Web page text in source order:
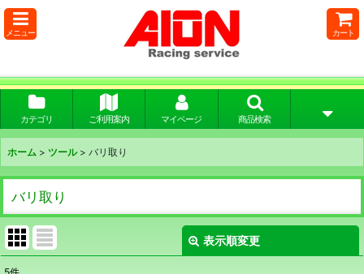
メニュー カート
カテゴリ ご利用案内 マイページ 商品検索
ホーム > ツール > バリ取り
バリ取り
表示順変更